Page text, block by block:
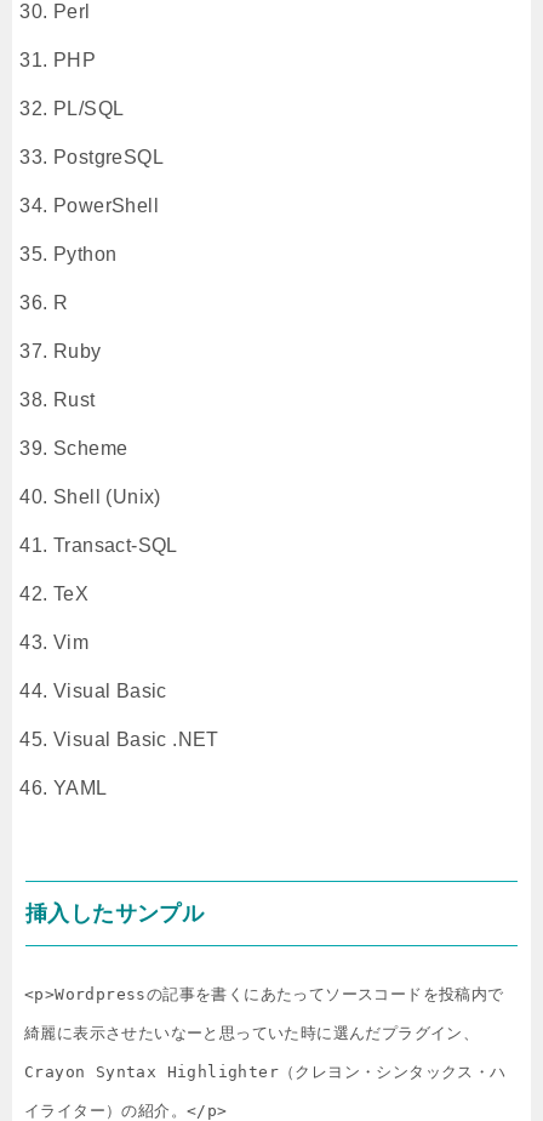
Perl
PHP
PL/SQL
PostgreSQL
PowerShell
Python
R
Ruby
Rust
Scheme
Shell (Unix)
Transact-SQL
TeX
Vim
Visual Basic
Visual Basic .NET
YAML
挿入したサンプル
<p>Wordpressの記事を書くにあたってソースコードを投稿内で
綺麗に表示させたいなーと思っていた時に選んだプラグイン、
Crayon Syntax Highlighter（クレヨン・シンタックス・ハ
イライター）の紹介。</p>